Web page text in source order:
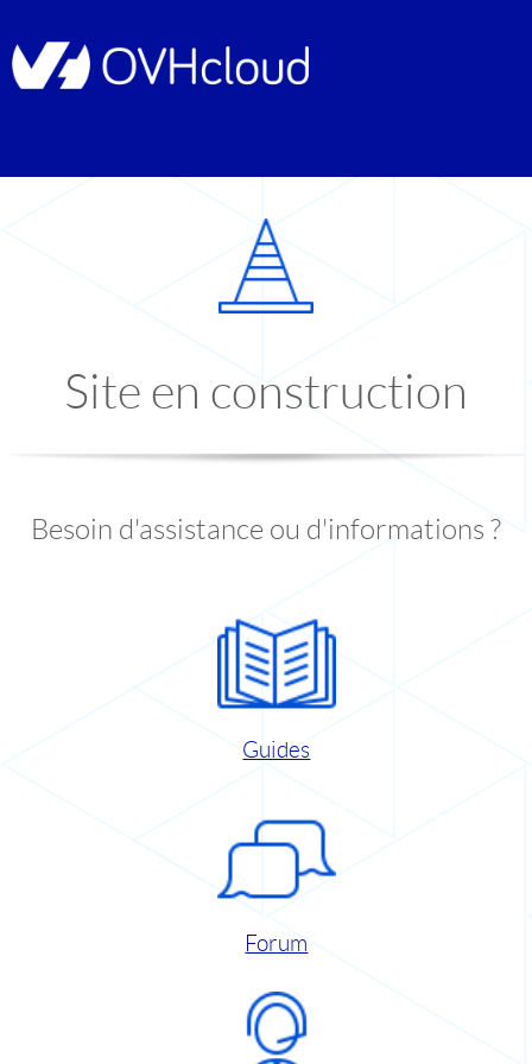
Site en construction
Besoin d'assistance ou d'informations ?
Guides
Forum